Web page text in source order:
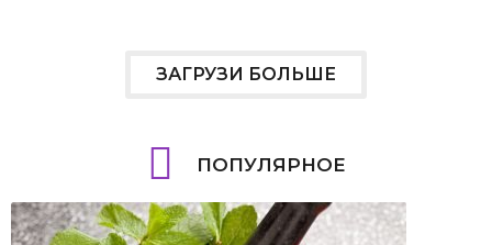
ЗАГРУЗИ БОЛЬШЕ
ПОПУЛЯРНОЕ